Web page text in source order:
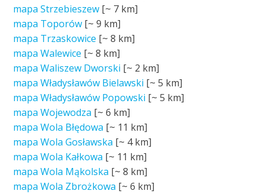
mapa Strzebieszew [~ 7 km]
mapa Toporów [~9 km]
mapa Trzaskowice [~8 km]
mapa Walewice [~8 km]
mapa Waliszew Dworski [~ 2 km]
mapa Władysławów Bielawski [~5 km]
mapa Władysławów Popowski [~5 km]
mapa Wojewodza [~6 km]
mapa Wola Błędowa [~ 11 km]
mapa Wola Gosławska [~ 4 km]
mapa Wola Kałkowa [~ 11 km]
mapa Wola Mąkolska [~8 km]
mapa Wola Zbrożkowa [~6 km]